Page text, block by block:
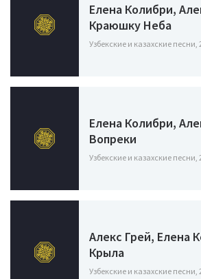
Елена Колибри,
Краюшку Неба
Узбекские и казахские песни,
Елена Колибри,
Вопреки
Узбекские и казахские песни,
Алекс Грей, Елена
Крыла
Узбекские и казахские песни,